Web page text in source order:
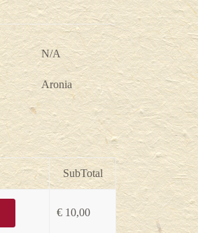
N/A
Aronia
SubTotal
€ 10,00